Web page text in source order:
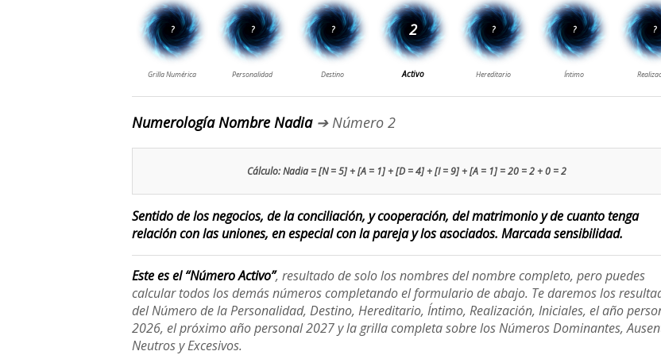
Numerología Nombre Nadia➔ Número 2
Cálculo: Nadia = [N = 5] + [A = 1] + [D = 4] + [I = 9] + [A = 1] = 20 = 2 + 0 = 2
Sentido de los negocios, de la conciliación, y cooperación, del matrimonio y de cuanto tenga
relación con las uniones, en especial con la pareja y los asociados. Marcada sensibilidad.
Este es el “Número Activo”, resultado de solo los nombres del nombre completo, pero puedes
calcular todos los demás números completando el formulario de abajo. Te daremos los
del Número de la Personalidad, Destino, Hereditario, Íntimo, Realización, Iniciales, el año
2026, el próximo año personal 2027 y la grilla completa sobre los Números Dominantes,
Neutros y Excesivos.